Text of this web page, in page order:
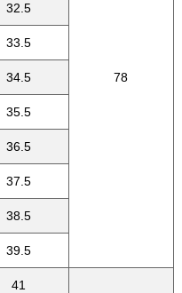
78
32.5
33.5
34.5
35.5
36.5
37.5
38.5
39.5
41